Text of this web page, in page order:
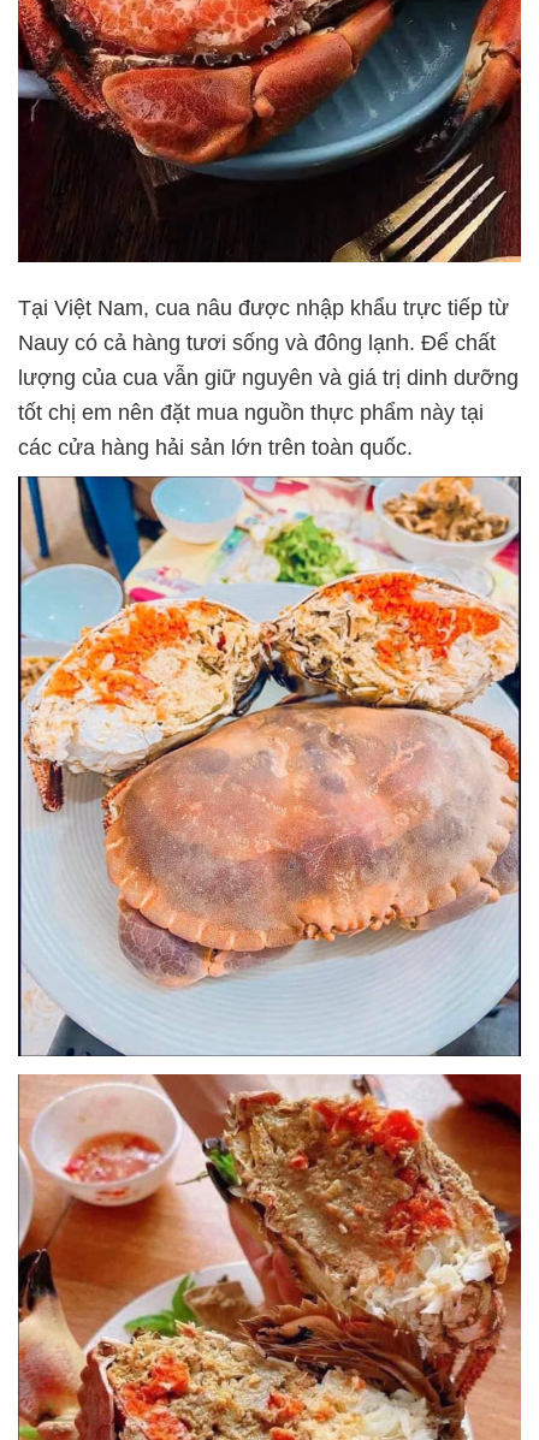
Tại Việt Nam, cua nâu được nhập khẩu trực tiếp từ
Nauy có cả hàng tươi sống và đông lạnh. Để chất
lượng của cua vẫn giữ nguyên và giá trị dinh dưỡng
tốt chị em nên đặt mua nguồn thực phẩm này tại
các cửa hàng hải sản lớn trên toàn quốc.